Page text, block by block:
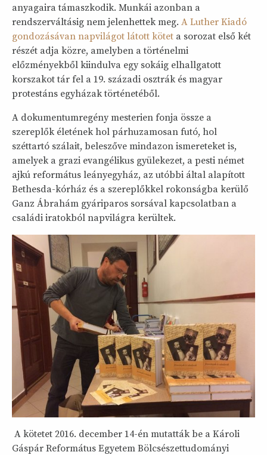
anyagaira támaszkodik. Munkái azonban a
rendszerváltásig nem jelenhettek meg. A Luther Kiadó
gondozásávan napvilágot látott kötet a sorozat első két
részét adja közre, amelyben a történelmi
előzményekből kiindulva egy sokáig elhallgatott
korszakot tár fel a 19. századi osztrák és magyar
protestáns egyházak történetéből.
A dokumentumregény mesterien fonja össze a
szereplők életének hol párhuzamosan futó, hol
széttartó szálait, beleszőve mindazon ismereteket is,
amelyek a grazi evangélikus gyülekezet, a pesti német
ajkú református leányegyház, az utóbbi által alapított
Bethesda-kórház és a szereplőkkel rokonságba kerülő
Ganz Ábrahám gyáriparos sorsával kapcsolatban a
családi iratokból napvilágra kerültek.
A kötetet 2016. december 14-én mutatták be a Károli
Gáspár Református Egyetem Bölcsészettudományi